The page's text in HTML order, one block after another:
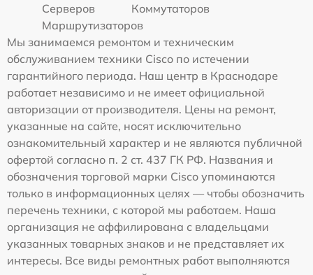
Серверов
Коммутаторов
Маршрутизаторов
Мы занимаемся ремонтом и техническим
обслуживанием техники Cisco по истечении
гарантийного периода. Наш центр в Краснодаре
работает независимо и не имеет официальной
авторизации от производителя. Цены на ремонт,
указанные на сайте, носят исключительно
ознакомительный характер и не являются публичной
офертой согласно п. 2 ст. 437 ГК РФ. Названия и
обозначения торговой марки Cisco упоминаются
только в информационных целях — чтобы обозначить
перечень техники, с которой мы работаем. Наша
организация не аффилирована с владельцами
указанных товарных знаков и не представляет их
интересы. Все виды ремонтных работ выполняются